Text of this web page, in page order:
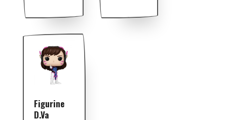
Figurine
D.Va